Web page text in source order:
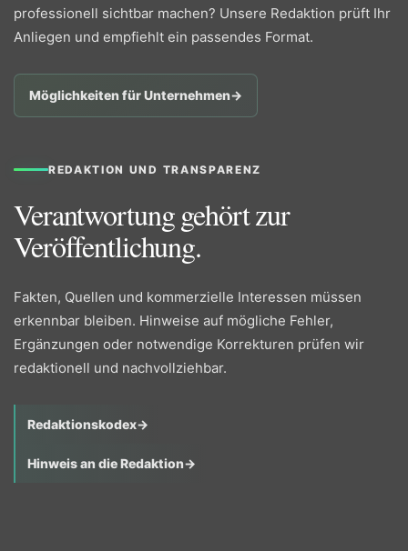
professionell sichtbar machen? Unsere Redaktion prüft Ihr
Anliegen und empfiehlt ein passendes Format.
Möglichkeiten für Unternehmen→
REDAKTION UND TRANSPARENZ
Verantwortung gehört zur
Veröffentlichung.
Fakten, Quellen und kommerzielle Interessen müssen
erkennbar bleiben. Hinweise auf mögliche Fehler,
Ergänzungen oder notwendige Korrekturen prüfen wir
redaktionell und nachvollziehbar.
Redaktionskodex→
Hinweis an die Redaktion→